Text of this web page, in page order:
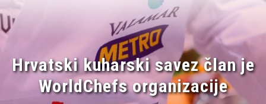
Hrvatski kuharski savez član je
WorldChefs organizacije